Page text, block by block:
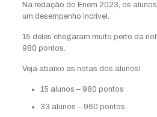
Na redação do Enem 2023, os
um desempenho incrível.
15 deles chegaram muito perto da
980 pontos.
Veja abaixo as notas dos alunos!
15 alunos – 980 pontos
33 alunos – 960 pontos